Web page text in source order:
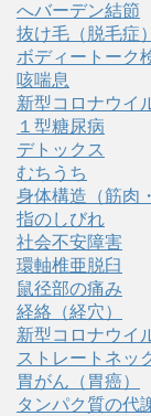
へバーデン結節
抜け毛（脱毛症）
ボディートーク
咳喘息
新型コロナウイ
１型糖尿病
デトックス
むちうち
身体構造（筋肉
指のしびれ
社会不安障害
環軸椎亜脱臼
鼠径部の痛み
経絡（経穴）
新型コロナウイ
ストレートネッ
胃がん（胃癌）
タンパク質の代